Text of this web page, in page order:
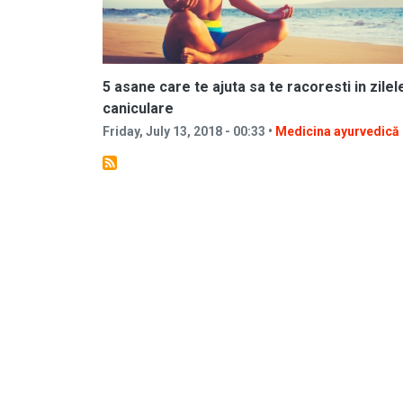
5 asane care te ajuta sa te racoresti in
caniculare
Friday, July 13, 2018 - 00:33 • Medicina ayurvedică